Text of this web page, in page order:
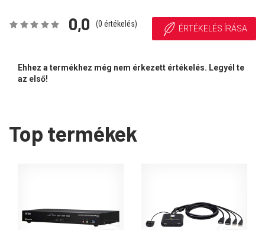
0,0 (0 értékelés) ÉRTÉKELÉS ÍRÁSA
Ehhez a termékhez még nem érkezett értékelés. Legyél te
az első!
Top termékek